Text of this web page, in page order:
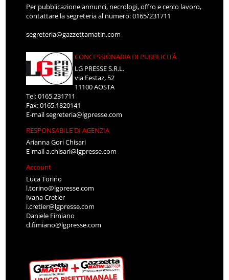
Per pubblicazione annunci, necrologi, offro e cerco lavoro,
contattare la segreteria al numero: 0165/231711
segreteria@gazzettamatin.com
CONCESSIONARIA DI PUBBLICITÀ
LG PRESSE S.R.L.
via Festaz, 52
11100 AOSTA
Tel: 0165.231711
Fax: 0165.1820141
E-mailsegreteria@lgpresse.com
RESPONSABILE DI AGENZIA
Arianna Gori Chisari
E-maila.chisari@lgpresse.com
Account
Luca Torino
l.torino@lgpresse.com
Ivana Cretier
i.cretier@lgpresse.com
Daniele Fimiano
d.fimiano@lgpresse.com